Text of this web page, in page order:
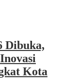
Dibuka,
Kota